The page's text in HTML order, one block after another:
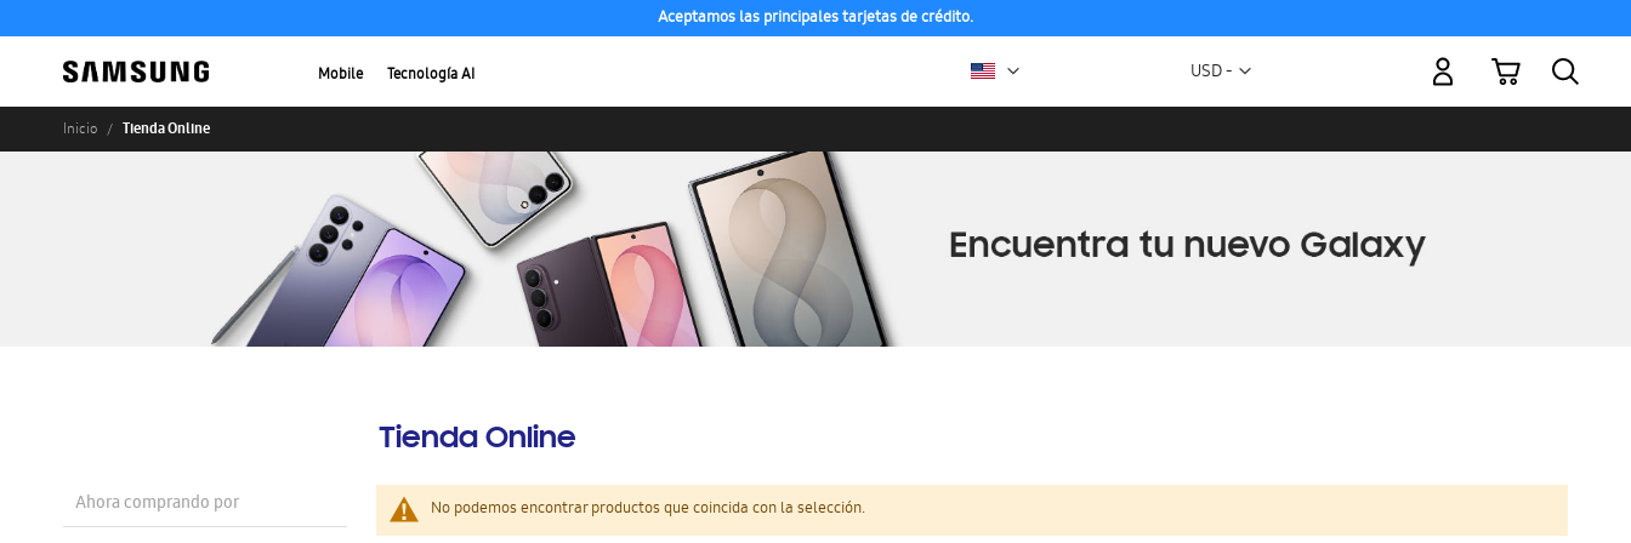
Aceptamos las principales tarjetas de crédito.
Mobile Tecnología AI Moneda
USD -
Mi carrito
Inicio Tienda Online
Tienda Online
No podemos encontrar productos que coincida con la selección.
Ahora comprando por